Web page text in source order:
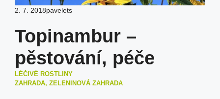
2. 7. 2018pavelets
Topinambur –
pěstování, péče
LÉČIVÉ ROSTLINY
ZAHRADA, ZELENINOVÁ ZAHRADA